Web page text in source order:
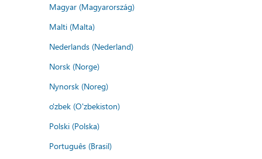
Magyar (Magyarország)
Malti (Malta)
Nederlands (Nederland)
Norsk (Norge)
Nynorsk (Noreg)
o'zbek (O'zbekiston)
Polski (Polska)
Português (Brasil)